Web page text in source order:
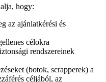
hogy:
az ajánlatkérési és
célokra
rendszereinek
(botok, scrapperek) a
céljából, az